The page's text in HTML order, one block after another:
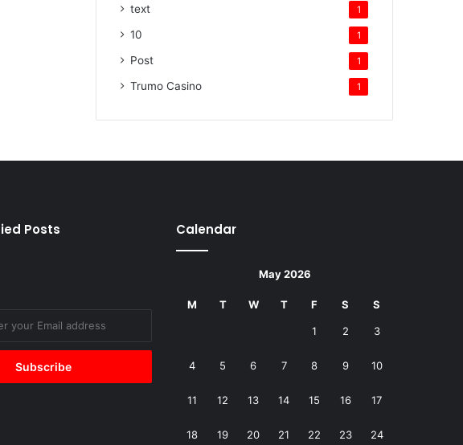
text 1
10 1
Post 1
Trumo Casino 1
Posts Calendar
May 2026
M T W T F S S
1 2 3
4 5 6 7 8 9 10
11 12 13 14 15 16 17
18 19 20 21 22 23 24